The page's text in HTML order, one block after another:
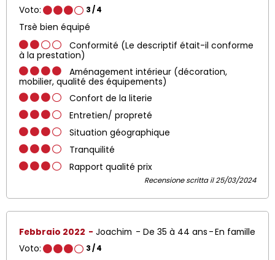
Voto:
3/ 4
Trsè bien équipé
Conformité (Le descriptif était-il conforme
à la prestation)
Aménagement intérieur (décoration,
mobilier, qualité des équipements)
Confort de la literie
Entretien/ propreté
Situation géographique
Tranquilité
Rapport qualité prix
Recensione scritta il 25/03/2024
Febbraio 2022 Joachim De 35 à 44 ans
En famille
Voto:
3/ 4